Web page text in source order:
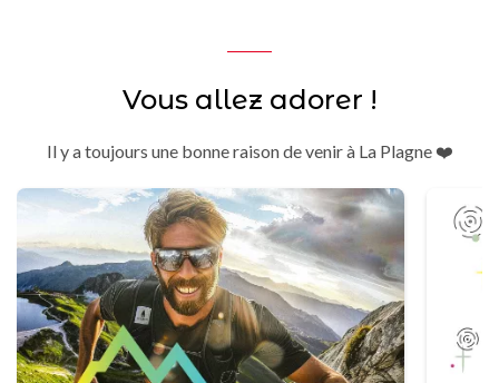
Vous allez adorer !
Il y a toujours une bonne raison de venir à La Plagne ❤️